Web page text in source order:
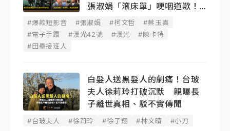
張淑娟「滾床單」哽咽道歉！
蔡玉真開撕爆料
#爆款短影音 #張淑娟 #柯文哲
#蔡玉真
#電子手鐶
#漢光42號 #漢光
#陳卡特
#田壘接班人
白髮人送黑髮人的劇痛！台玻
夫人徐莉玲打破沉默 親曝長
子離世真相、駁不實傳聞
#台玻夫人 #徐莉玲 #徐子翔 #林文晴 #小刀